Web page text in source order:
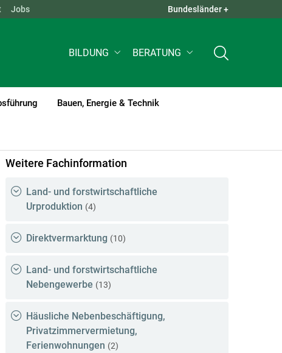
QUICK LINKS +
Jobs Bundesländer +
BILDUNG BERATUNG
Bauen, Energie & Technik
Weitere Fachinformation
Land- und forstwirtschaftliche
Urproduktion (4)
Direktvermarktung (10)
Land- und forstwirtschaftliche
Nebengewerbe (13)
Häusliche Nebenbeschäftigung,
Privatzimmervermietung,
Ferienwohnungen (2)